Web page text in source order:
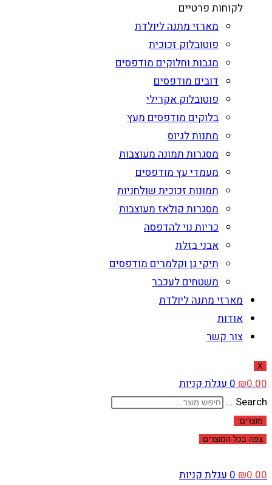
לקוחות פרטיים
מארזי מתנה ליולדת
פוטובלוק זכוכית
מגבות וחלוקים מודפסים
דובים מודפסים
פוטובלוק אקרילי
בלוקים מודפסים מעץ
מתנות לגיוס
מסגרות תמונה מעוצבות
מעמדי עץ מודפסים
תמונות זכוכית שולחניות
מסגרות קולאז מעוצבות
כריות נוי להדפסה
אבני בזלת
תיקי גן וקלמרים מודפסים
משטחים לעכבר
מארזי מתנה ליולדת
אודות
צור קשר
X
₪0.00
0עגלת קניות
Search ...
מוצרים:
צפה בכל המוצרים
₪0.00
0עגלת קניות